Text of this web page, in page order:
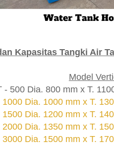
Kapasitas Tangki Air
Model
- 500 Dia. 800 mm x T.
1000 Dia. 1000 mm x T.
1500 Dia. 1200 mm x T.
2000 Dia. 1350 mm x T.
3000 Dia. 1500 mm x T.